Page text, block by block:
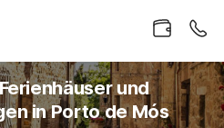
und
in Porto de Mós